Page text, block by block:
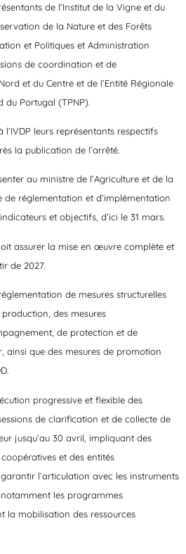
de l’Institut de la Vigne et du
de la Nature et des Forêts
et Politiques et Administration
de coordination et de
et du Centre et de l’Entité Régionale
du Portugal (TPNP).
leurs représentants respectifs
la publication de l’arrêté.
au ministre de l’Agriculture et de la
réglementation et d’implémentation
et objectifs, d’ici le 31 mars.
assurer la mise en œuvre complète et
de 2027.
de mesures structurelles
des mesures
de protection et de
ainsi que des mesures de promotion
progressive et flexible des
de clarification et de collecte de
jusqu’au 30 avril, impliquant des
et des entités
l’articulation avec les instruments
les programmes
la mobilisation des ressources